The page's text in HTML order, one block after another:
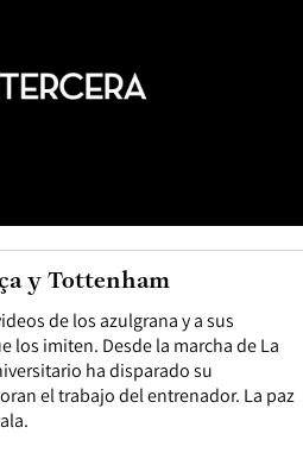
de los azulgrana y a sus
los imiten. Desde la marcha de La
ha disparado su
el trabajo del entrenador. La paz
y Tottenham